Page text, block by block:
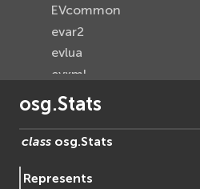
EVcommon
evar2
evlua
evxml
Граф Сцены (Scene Graph)
EVosgAV
EVosgGA
osg.Stats
class osg.Stats
Represents